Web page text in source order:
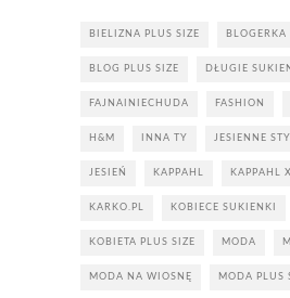
BIELIZNA PLUS SIZE BLOGERKA
BLOG PLUS SIZE DŁUGIE
FAJNAINIECHUDA FASHION
H&M INNA TY JESIENNE
JESIEŃ KAPPAHL KAPPAHL
KARKO.PL KOBIECE SUKIENKI
KOBIETA PLUS SIZE MODA
MODA NA WIOSNĘ MODA PLUS